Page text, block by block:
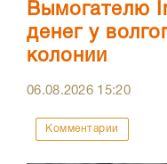
Вымогателю
денег у
колонии
06.08.2026 15:20
Комментарии